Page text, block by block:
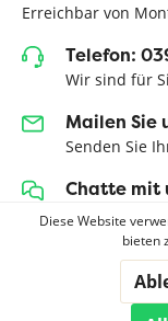
Erreichbar von
Telefon:
Wir sind für
Mailen Sie
Senden Sie
Chatte mit
Chat starten
Sehen Sie
Diese Website
bieten